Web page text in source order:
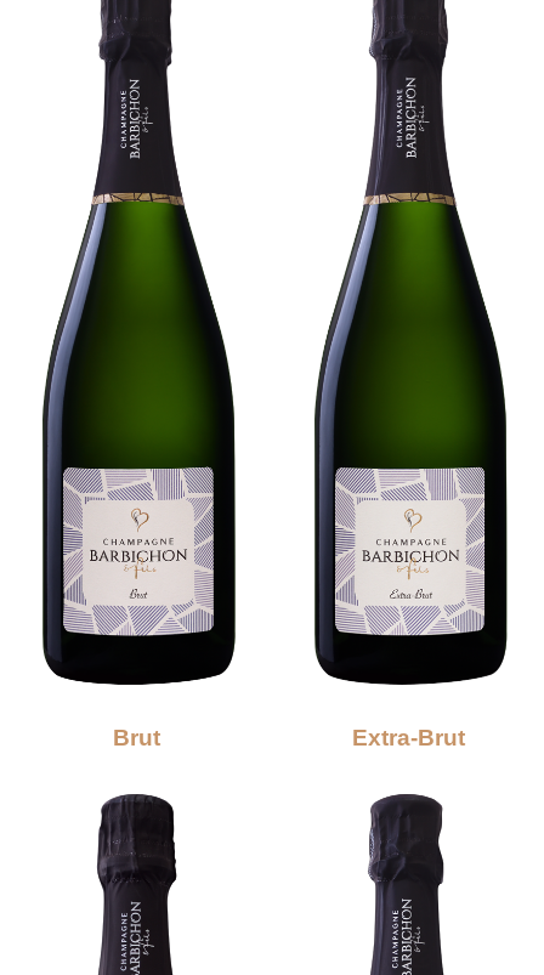
Brut Extra-Brut